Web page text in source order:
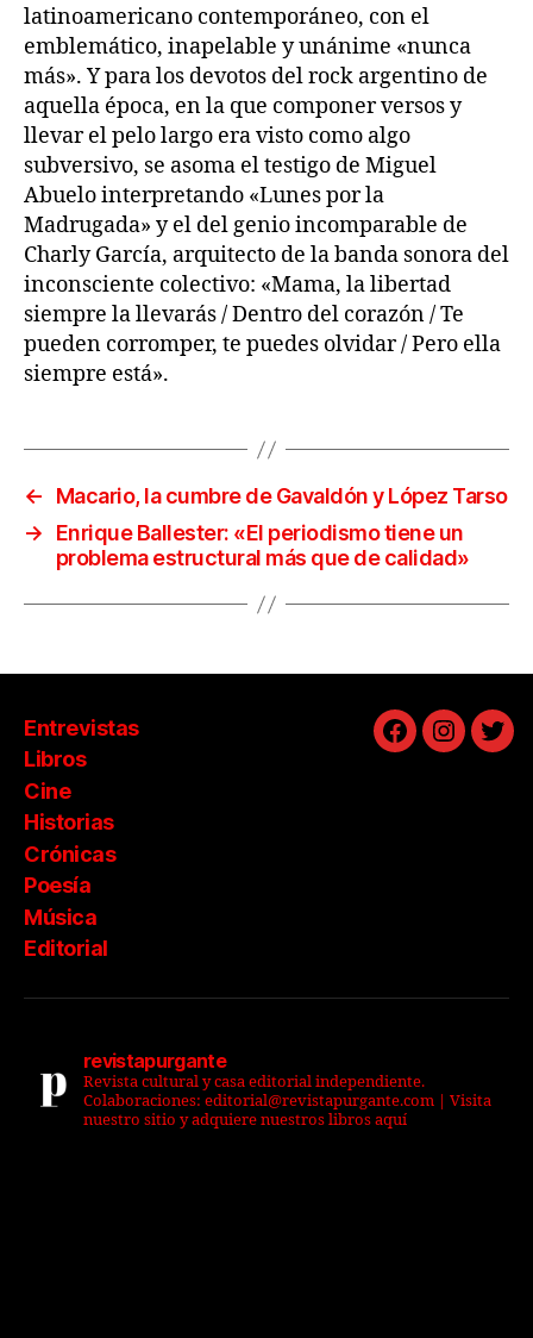
latinoamericano contemporáneo, con el
emblemático, inapelable y unánime «nunca
más». Y para los devotos del rock argentino de
aquella época, en la que componer versos y
llevar el pelo largo era visto como algo
subversivo, se asoma el testigo de Miguel
Abuelo interpretando «Lunes por la
Madrugada» y el del genio incomparable de
Charly García, arquitecto de la banda sonora del
inconsciente colectivo: «Mama, la libertad
siempre la llevarás / Dentro del corazón / Te
pueden corromper, te puedes olvidar / Pero ella
siempre está».
←
Macario, la cumbre de Gavaldón y López Tarso
→
Enrique Ballester: «El periodismo tiene un
problema estructural más que de calidad»
Entrevistas
Libros
Cine
Historias
Crónicas
Poesía
Música
Editorial
Facebook
revistapurgante
Revista cultural y casa editorial independiente.
Colaboraciones: editorial@revistapurgante.com | Visita
nuestro sitio y adquiere nuestros libros aquí